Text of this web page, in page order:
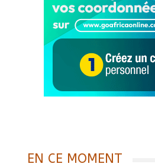
EN CE MOMENT